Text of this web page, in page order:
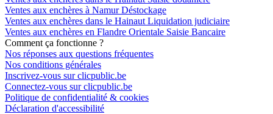
Ventes aux enchères à Namur Déstockage
Ventes aux enchères dans le Hainaut Liquidation judiciaire
Ventes aux enchères en Flandre Orientale Saisie Bancaire
Comment ça fonctionne ?
Nos réponses aux questions fréquentes
Nos conditions générales
Inscrivez-vous sur clicpublic.be
Connectez-vous sur clicpublic.be
Politique de confidentialité & cookies
Déclaration d'accessibilité